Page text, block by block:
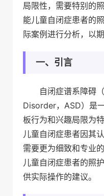
局限性，需要特别的
能儿童自闭症患者的
际案例进行分析，以
一、引言
自闭症谱系障碍
Disorder，ASD）是
板行为和兴趣局限为
儿童自闭症患者因其
需要更为细致和专业
儿童自闭症患者的照
供实际操作的建议。